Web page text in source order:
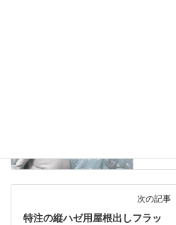
次の記事
特注の縦ハゼ用屋根出しフラッ